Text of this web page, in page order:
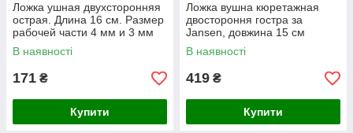
Ложка ушная двухсторонняя
острая. Длина 16 см. Размер
рабочей части 4 мм и 3 мм
В наявності
171 ₴
Купити
Ложка вушна кюретажная
двостороння гостра за
Jansen, довжина 15 см
В наявності
419 ₴
Купити